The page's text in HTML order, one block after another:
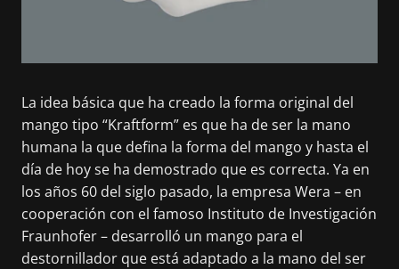
La idea básica que ha creado la forma original del
mango tipo “Kraftform” es que ha de ser la mano
humana la que defina la forma del mango y hasta el
día de hoy se ha demostrado que es correcta. Ya en
los años 60 del siglo pasado, la empresa Wera – en
cooperación con el famoso Instituto de Investigación
Fraunhofer – desarrolló un mango para el
destornillador que está adaptado a la mano del ser